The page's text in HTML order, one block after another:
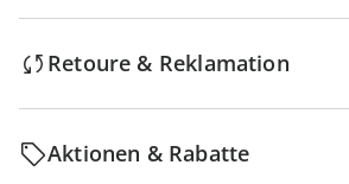
Retoure & Reklamation
Aktionen & Rabatte